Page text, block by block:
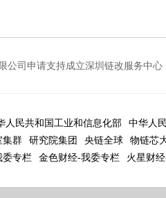
公司申请支持成立深圳链改服务中心
人民共和国工业和信息化部 中华人
集群 研究院集团 央链全球 物链芯
委专栏 金色财经-我委专栏 火星财